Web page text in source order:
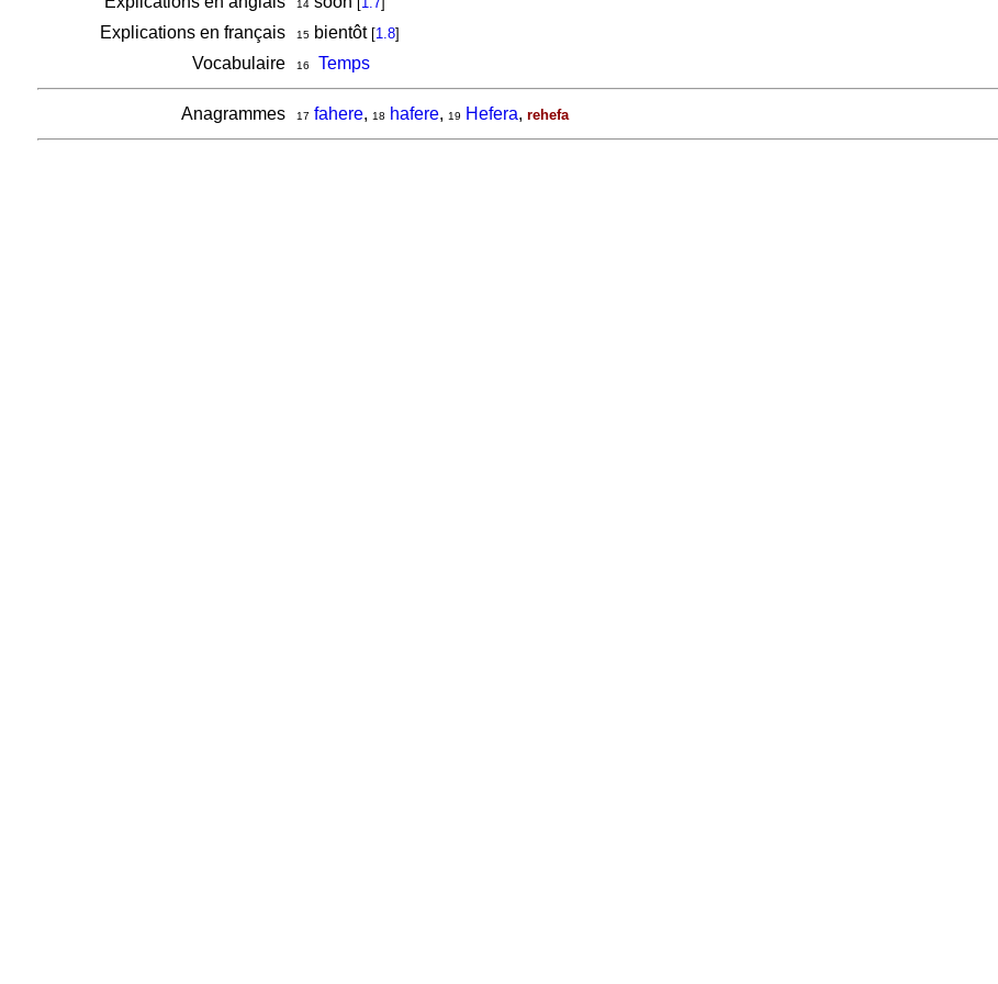
14
Explications en français 15bientôt [1.8]
Vocabulaire 16 Temps
Anagrammes 17 fahere, 18 hafere, 19 Hefera, rehefa